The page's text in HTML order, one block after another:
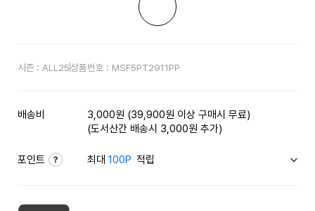
시즌 : ALL25상품번호 : MSF5PT2911PP
배송비
3,000원 (39,900원 이상 구매시 무료)
(도서산간 배송시 3,000원 추가)
포인트 최대100P 적립